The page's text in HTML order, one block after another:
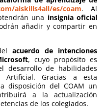
aiskills4all/es/coam. Al
una insignia oficial
añadir y compartir en
acuerdo de intenciones
, cuyo propósito es
desarrollo de habilidades
Artificial. Gracias a esta
disposición del COAM un
a la actualización
de los colegiados.